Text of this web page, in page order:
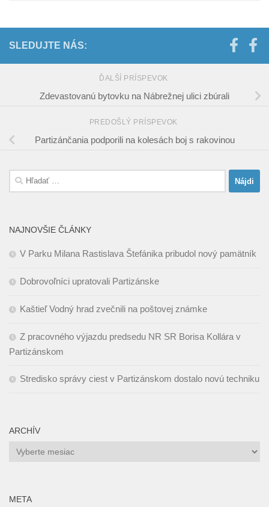
SLEDUJTE NÁS:
ĎALŠÍ PRÍSPEVOK
Zdevastovanú bytovku na Nábrežnej ulici zbúrali
PREDOŠLÝ PRÍSPEVOK
Partizánčania podporili na kolesách boj s rakovinou
Hľadať:
NAJNOVŠIE ČLÁNKY
V Parku Milana Rastislava Štefánika pribudol nový pamätník
Dobrovoľníci upratovali Partizánske
Kaštieľ Vodný hrad zvečnili na poštovej známke
Z pracovného výjazdu predsedu NR SR Borisa Kollára v
Partizánskom
Stredisko správy ciest v Partizánskom dostalo novú techniku
ARCHÍV
Archív
META